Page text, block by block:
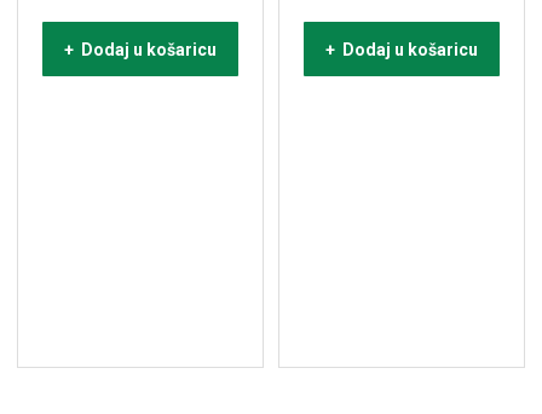
+ Dodaj u košaricu + Dodaj u košaricu